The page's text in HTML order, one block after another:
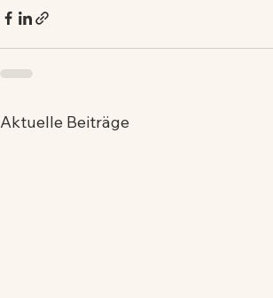
Aktuelle Beiträge